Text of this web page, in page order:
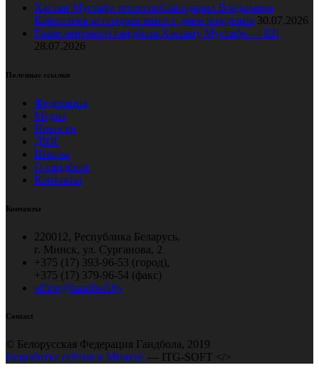
Хассан Мустафа тепло поблагодарил Владимира
Коноплёва за поздравление с днем рождения 30.07.2026
Главе мирового гандбола Хассану Мустафе — 82!
28.07.2026
Полезные ссылки
Федерация
Медиа
Новости
ДЮГ
Школы
О гандболе
Контакты
Контакты
220012, Республика Беларусь,
г. Минск, ул. Сурганова, 2
+375 (17) 393-96-53 (город),
+375 (17) 379-96-54 (факс)
office@handball.by
Contact
© Белорусская Федерация Гандбола, 2019
Разработка сайтов в Минске — ITG-SOFT </>